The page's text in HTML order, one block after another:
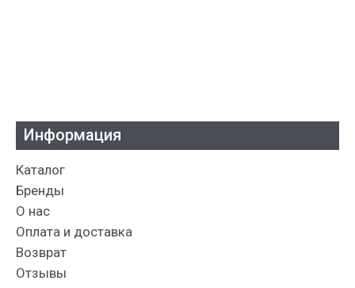
Информация
Каталог
Бренды
О нас
Оплата и доставка
Возврат
Отзывы